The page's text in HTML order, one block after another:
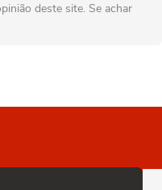
deste site. Se achar